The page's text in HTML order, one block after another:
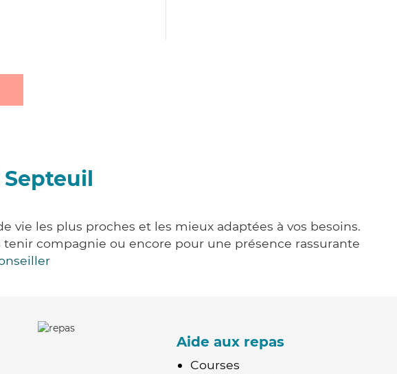
vie les plus proches et les mieux adaptées à vos besoins.
compagnie ou encore pour une présence rassurante
Aide aux repas
Courses